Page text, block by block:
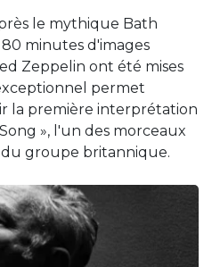
le mythique Bath
80 minutes d'images
Zeppelin ont été mises
permet
la première interprétation
», l'un des morceaux
groupe britannique.